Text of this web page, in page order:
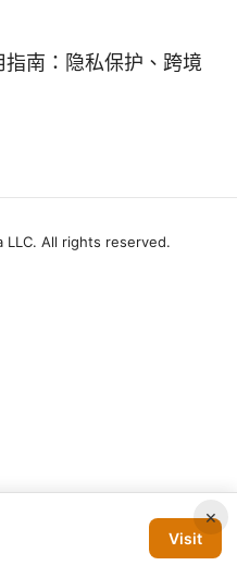
南：隐私保护、跨境
×
Visit
LLC. All rights reserved.